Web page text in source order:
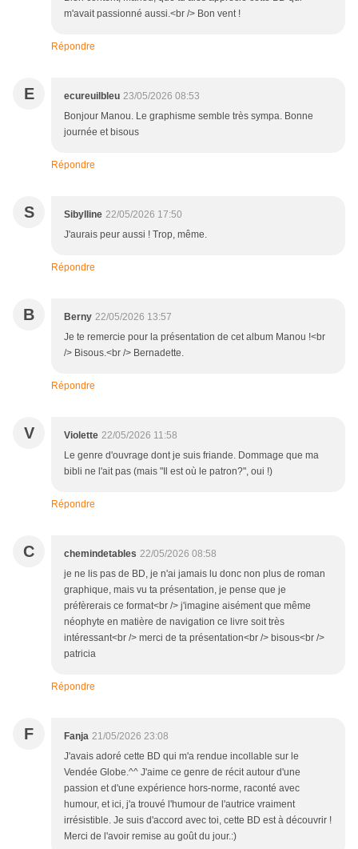
m'avait passionné aussi.<br /> Bon vent !
Répondre
E ecureuilbleu 23/05/2026 08:53
Bonjour Manou. Le graphisme semble très sympa. Bonne
journée et bisous
Répondre
S Sibylline 22/05/2026 17:50
J'aurais peur aussi ! Trop, même.
Répondre
B Berny 22/05/2026 13:57
Je te remercie pour la présentation de cet album Manou !<br
/> Bisous.<br /> Bernadette.
Répondre
V Violette 22/05/2026 11:58
Le genre d'ouvrage dont je suis friande. Dommage que ma
bibli ne l'ait pas (mais "Il est où le patron?", oui !)
Répondre
C chemindetables 22/05/2026 08:58
je ne lis pas de BD, je n'ai jamais lu donc non plus de roman
graphique, mais vu ta présentation, je pense que je
préfèrerais ce format<br /> j'imagine aisément que même
néophyte en matière de navigation ce livre soit très
intéressant<br /> merci de ta présentation<br /> bisous<br />
patricia
Répondre
F Fanja 21/05/2026 23:08
J'avais adoré cette BD qui m'a rendue incollable sur le
Vendée Globe.^^ J'aime ce genre de récit autour d'une
passion et d'une expérience hors-norme, raconté avec
humour, et ici, j'a trouvé l'humour de l'autrice vraiment
irrésistible. Je suis d'accord avec toi, cette BD est à découvrir !
Merci de l'avoir remise au goût du jour.:)